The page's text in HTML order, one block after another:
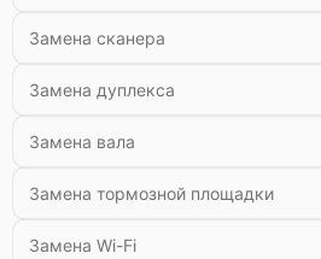
Замена сканера
Замена дуплекса
Замена вала
Замена тормозной площадки
Замена Wi-Fi